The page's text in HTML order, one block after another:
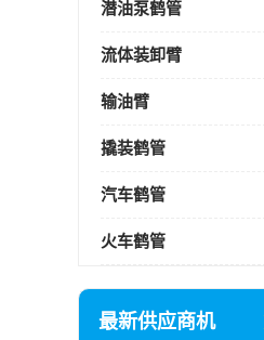
潜油泵鹤管
流体装卸臂
输油臂
撬装鹤管
汽车鹤管
火车鹤管
最新供应商机